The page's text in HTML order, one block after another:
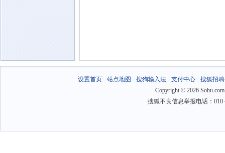
设置首页- 站点地图 - 搜狗输入法- 支付中心- 搜狐招聘
Copyright © 2026
搜狐不良信息举报电话：010